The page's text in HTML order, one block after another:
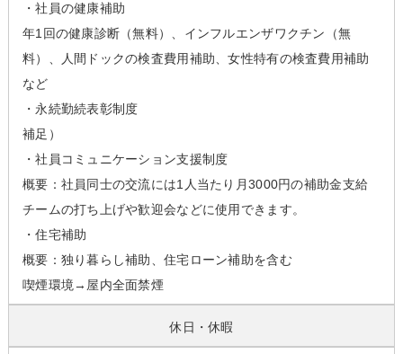
・社員の健康補助
年1回の健康診断（無料）、インフルエンザワクチン（無
料）、人間ドックの検査費用補助、女性特有の検査費用補助
など
・永続勤続表彰制度
補足）
・社員コミュニケーション支援制度
概要：社員同士の交流には1人当たり月3000円の補助金支給
チームの打ち上げや歓迎会などに使用できます。
・住宅補助
概要：独り暮らし補助、住宅ローン補助を含む
喫煙環境→屋内全面禁煙
休日・休暇